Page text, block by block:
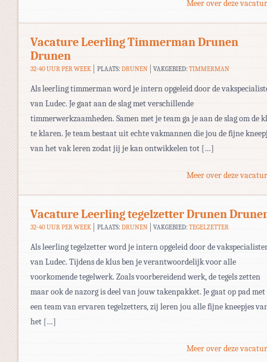
Meer over deze
Vacature Leerling Timmerman Drunen
Drunen
32-40 UUR PER WEEK PLAATS: DRUNEN VAKGEBIED:TIMMERMAN
Als leerling timmerman word je intern opgeleid door de
van Ludec. Je gaat aan de slag met verschillende
timmerwerkzaamheden. Samen met je team ga je aan de slag om de
te klaren. Je team bestaat uit echte vakmannen die jou de fijne
van het vak leren zodat jij je kan ontwikkelen tot […]
Meer over deze
Vacature Leerling tegelzetter Drunen
32-40 UUR PER WEEK PLAATS: DRUNEN VAKGEBIED:TEGELZETTER
Als leerling tegelzetter word je intern opgeleid door de
van Ludec. Tijdens de klus ben je verantwoordelijk voor alle
voorkomende tegelwerk. Zoals voorbereidend werk, de tegels zetten
maar ook de nazorg is deel van jouw takenpakket. Je gaat op pad met
een team van ervaren tegelzetters, zij leren jou alle fijne kneepjes
het […]
Meer over deze